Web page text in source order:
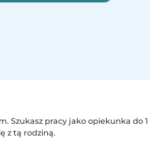
Szukasz pracy jako opiekunka do
z tą rodziną.